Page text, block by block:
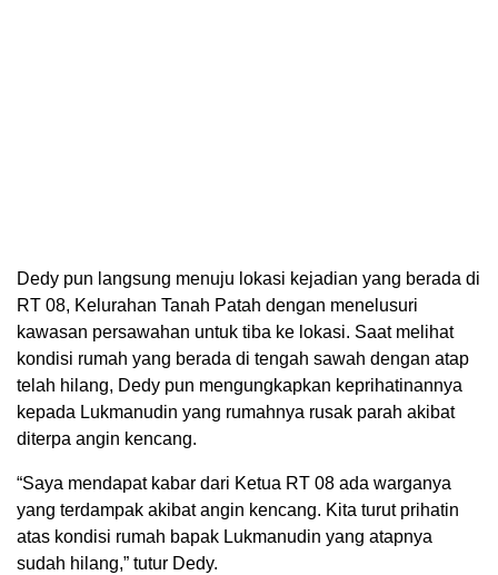
Dedy pun langsung menuju lokasi kejadian yang berada di
RT 08, Kelurahan Tanah Patah dengan menelusuri
kawasan persawahan untuk tiba ke lokasi. Saat melihat
kondisi rumah yang berada di tengah sawah dengan atap
telah hilang, Dedy pun mengungkapkan keprihatinannya
kepada Lukmanudin yang rumahnya rusak parah akibat
diterpa angin kencang.
“Saya mendapat kabar dari Ketua RT 08 ada warganya
yang terdampak akibat angin kencang. Kita turut prihatin
atas kondisi rumah bapak Lukmanudin yang atapnya
sudah hilang,” tutur Dedy.